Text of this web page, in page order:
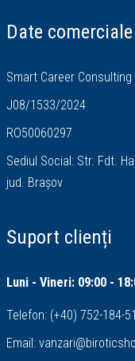
Date comerciale
Smart Career Consulting
J08/1533/2024
RO50060297
Sediul Social: Str. Fdt.
jud. Brașov
Suport clienți
Luni - Vineri: 09:00 -
Telefon: (+40) 752-184-
Email: